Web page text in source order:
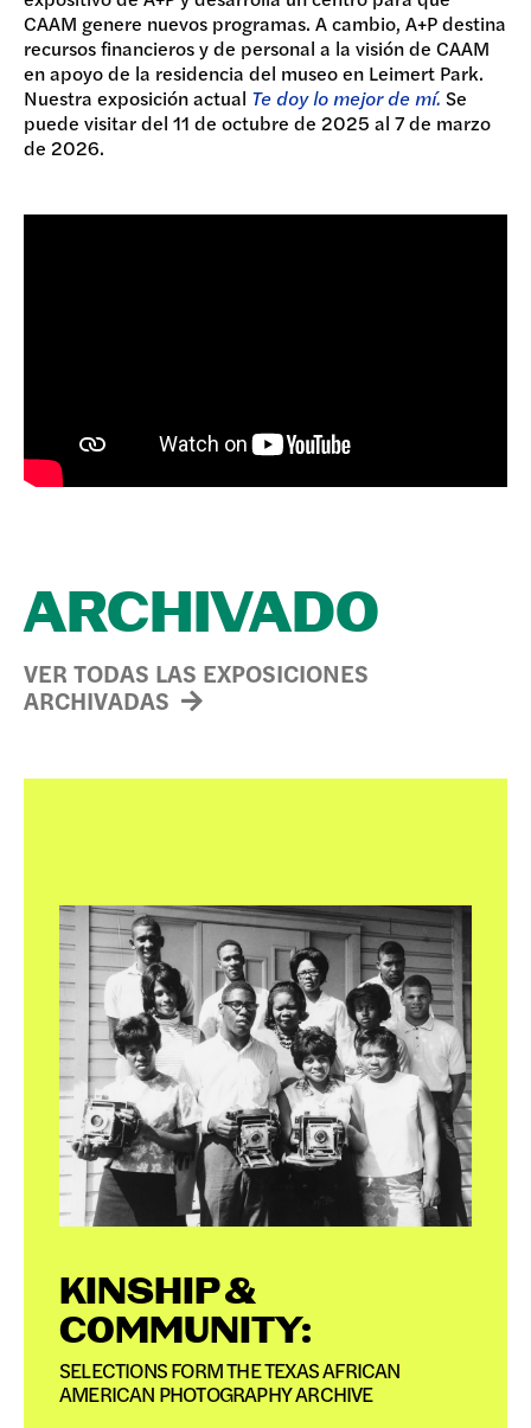
CAAM genere nuevos programas. A cambio, A+P destina
recursos financieros y de personal a la visión de CAAM
en apoyo de la residencia del museo en Leimert Park.
Nuestra exposición actual Te doy lo mejor de mí. Se
puede visitar del 11 de octubre de 2025 al 7 de marzo
de 2026.
ARCHIVADO
VER TODAS LAS EXPOSICIONES
ARCHIVADAS
KINSHIP &
COMMUNITY:
SELECTIONS FORM THE TEXAS AFRICAN
AMERICAN PHOTOGRAPHY ARCHIVE